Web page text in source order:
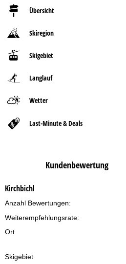
Übersicht
Skiregion
Skigebiet
Langlauf
Wetter
Last-Minute & Deals
Kundenbewertung
Kirchbichl
Anzahl Bewertungen:
Weiterempfehlungsrate:
Ort
Skigebiet